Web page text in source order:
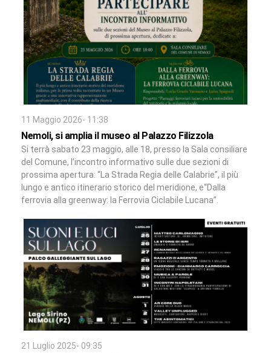
11 Maggio 2026- 11:38
Nemoli, si amplia il museo al Palazzo Filizzola
Si terrà sabato 23 maggio, alle 18, presso la Sala consiliare
del Comune, l’incontro informativo sulle due sezioni di
prossima apertura: “La Strada Regia delle Calabrie”, il più
lungo e antico itinerario storico del meridione, e“Dalla
ferrovia alla greenway: la Ferrovia Ciclabile Lucana”.
21 Luglio 2025- 09:35